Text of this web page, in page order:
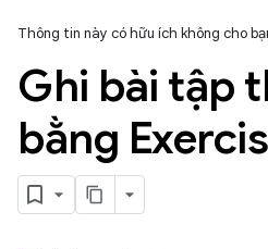
Thông tin này có hữu ích không cho
Ghi bài tập
bằng